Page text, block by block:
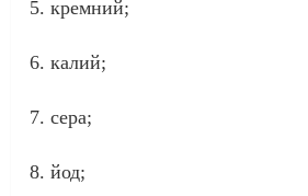
кремний;
калий;
сера;
йод;